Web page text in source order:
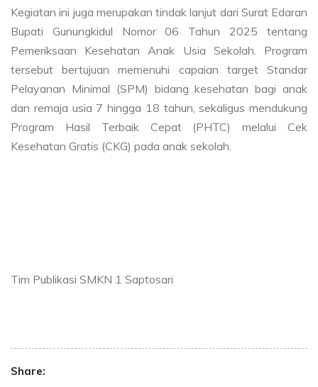
Kegiatan ini juga merupakan tindak lanjut dari Surat Edaran
Bupati Gunungkidul Nomor 06 Tahun 2025 tentang
Pemeriksaan Kesehatan Anak Usia Sekolah. Program
tersebut bertujuan memenuhi capaian target Standar
Pelayanan Minimal (SPM) bidang kesehatan bagi anak
dan remaja usia 7 hingga 18 tahun, sekaligus mendukung
Program Hasil Terbaik Cepat (PHTC) melalui Cek
Kesehatan Gratis (CKG) pada anak sekolah.
Tim Publikasi SMKN 1 Saptosari
Share: